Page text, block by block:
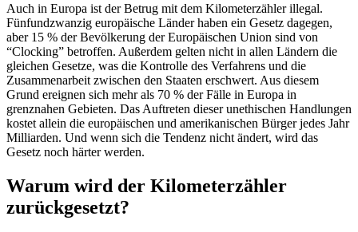
Auch in Europa ist der Betrug mit dem Kilometerzähler illegal.
Fünfundzwanzig europäische Länder haben ein Gesetz dagegen,
aber 15 % der Bevölkerung der Europäischen Union sind von
“Clocking” betroffen. Außerdem gelten nicht in allen Ländern die
gleichen Gesetze, was die Kontrolle des Verfahrens und die
Zusammenarbeit zwischen den Staaten erschwert. Aus diesem
Grund ereignen sich mehr als 70 % der Fälle in Europa in
grenznahen Gebieten. Das Auftreten dieser unethischen Handlungen
kostet allein die europäischen und amerikanischen Bürger jedes Jahr
Milliarden. Und wenn sich die Tendenz nicht ändert, wird das
Gesetz noch härter werden.
Warum wird der Kilometerzähler
zurückgesetzt?